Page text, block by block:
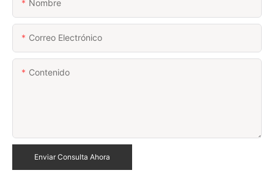
Nombre
Correo Electrónico
Contenido
Enviar Consulta Ahora